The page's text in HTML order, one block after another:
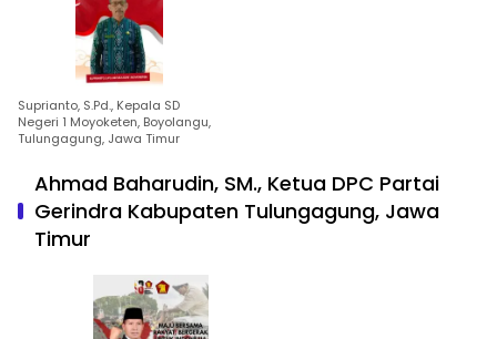
Suprianto, S.Pd., Kepala SD
Negeri 1 Moyoketen, Boyolangu,
Tulungagung, Jawa Timur
Ahmad Baharudin, SM., Ketua DPC Partai
Gerindra Kabupaten Tulungagung, Jawa
Timur